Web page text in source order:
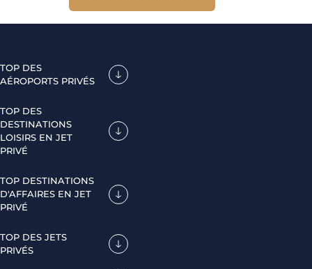
TOP DES
AÉROPORTS PRIVÉS
TOP DES
DESTINATIONS
LOISIRS EN JET
PRIVÉ
TOP DESTINATIONS
D'AFFAIRES EN JET
PRIVÉ
TOP DES JETS
PRIVÉS